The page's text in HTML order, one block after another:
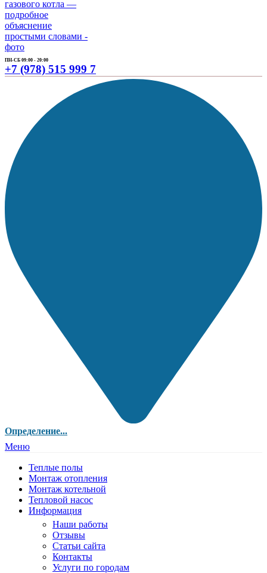
ПН-СБ 09:00 - 20:00
+7 (978) 515 999 7
Определение...
Меню
Теплые полы
Монтаж отопления
Монтаж котельной
Тепловой насос
Информация
Наши работы
Отзывы
Статьи сайта
Контакты
Услуги по городам